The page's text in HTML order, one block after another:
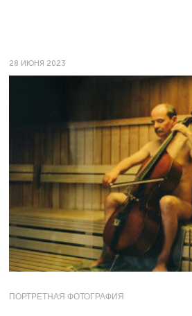
28 ИЮНЯ 2023
ПОРТРЕТНАЯ ФОТОГРАФИЯ